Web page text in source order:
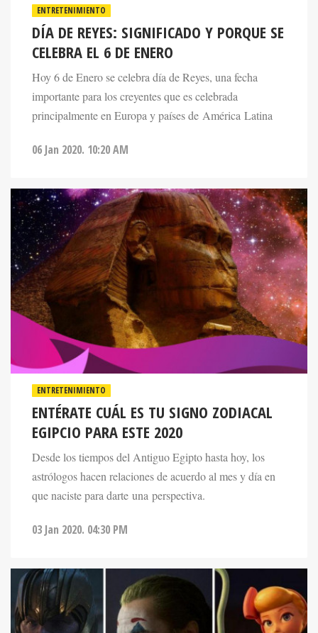
ENTRETENIMIENTO
DÍA DE REYES: SIGNIFICADO Y PORQUE SE
CELEBRA EL 6 DE ENERO
Hoy 6 de Enero se celebra día de Reyes, una fecha
importante para los creyentes que es celebrada
principalmente en Europa y países de América Latina
06 Jan 2020. 10:20 AM
ENTRETENIMIENTO
ENTÉRATE CUÁL ES TU SIGNO ZODIACAL
EGIPCIO PARA ESTE 2020
Desde los tiempos del Antiguo Egipto hasta hoy, los
astrólogos hacen relaciones de acuerdo al mes y día en
que naciste para darte una perspectiva.
03 Jan 2020. 04:30 PM